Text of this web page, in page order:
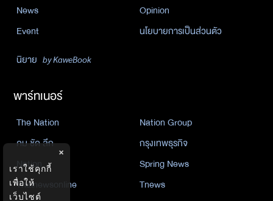
News
Opinion
Event
นโยบายการเป็นส่วนตัว
นิยาย by KaweBook
พาร์ทเนอร์
The Nation
Nation Group
คม ชัด ลึก
กรุงเทพธุรกิจ
Nation
Spring News
Thainewsonline
Tnews
×
เราใช้คุกกี้
เพื่อให้
เว็บไซต์